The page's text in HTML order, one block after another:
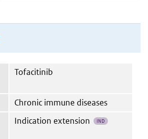
Tofacitinib
Chronic immune diseases
Indication extension IND